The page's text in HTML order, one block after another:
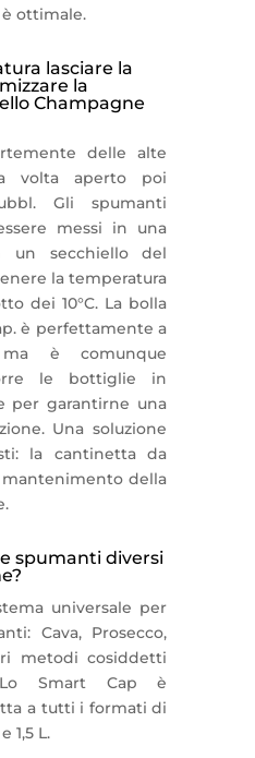
ottimale.
lasciare la
la
Champagne
delle alte
volta aperto poi
Gli spumanti
messi in una
secchiello del
la temperatura
dei 10°C. La bolla
è perfettamente a
è comunque
le bottiglie in
per garantirne una
Una soluzione
la cantinetta da
della
spumanti diversi
universale per
Cava, Prosecco,
metodi cosiddetti
Lo Smart Cap è
a tutti i formati di
1,5 L.